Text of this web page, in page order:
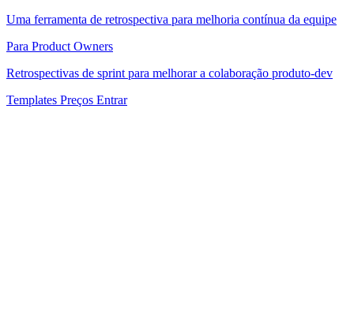
Uma ferramenta de retrospectiva para melhoria contínua da equipe
Para Product Owners
Retrospectivas de sprint para melhorar a colaboração produto-dev
Templates Preços Entrar